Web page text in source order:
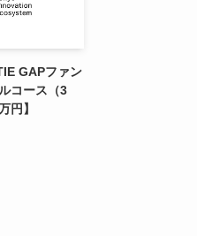
GAPファン
コース（3
円】